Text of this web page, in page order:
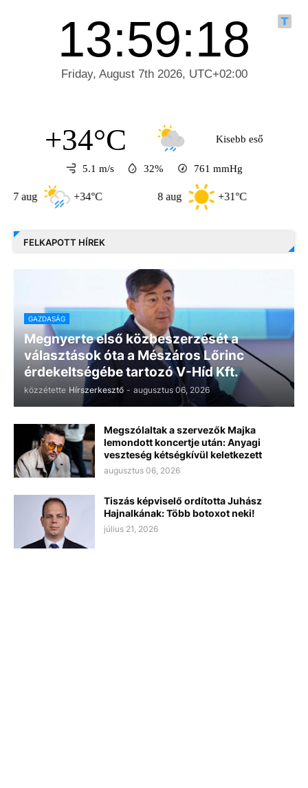
+34°C Kisebb eső
5.1 m/s 32% 761 mmHg
+34°C +31°C
FELKAPOTT HÍREK
GAZDASÁG
Megnyerte első közbeszerzését a
választások óta a Mészáros Lőrinc
érdekeltségébe tartozó V-Híd Kft.
közzétette Hírszerkesztő - augusztus 06, 2026
Megszólaltak a szervezők Majka
lemondott koncertje után: Anyagi
veszteség kétségkívül keletkezett
augusztus 06, 2026
Tiszás képviselő ordította Juhász
Hajnalkának: Több botoxot neki!
július 21, 2026